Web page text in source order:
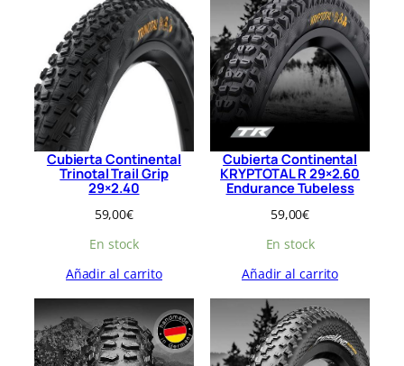
Cubierta Continental
Trinotal Trail Grip
29×2.40
59,00€
En stock
Añadir al carrito
Cubierta Continental
KRYPTOTAL R 29×2.60
Endurance Tubeless
59,00€
En stock
Añadir al carrito